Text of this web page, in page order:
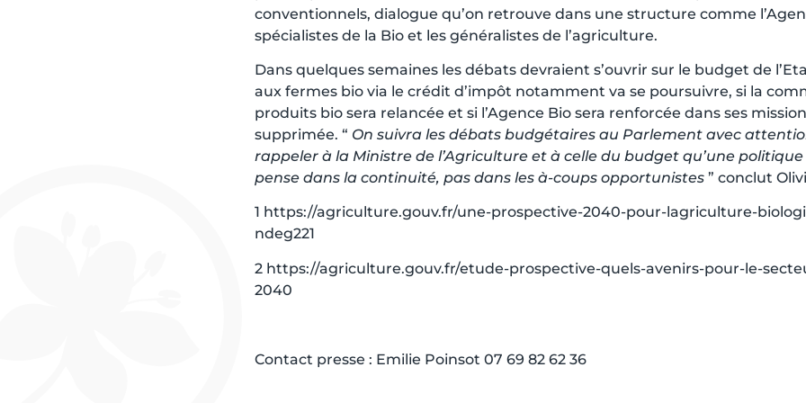
conventionnels, dialogue qu’on retrouve dans une structure comme
spécialistes de la Bio et les généralistes de l’agriculture.
Dans quelques semaines les débats devraient s’ouvrir sur le budget de
aux fermes bio via le crédit d’impôt notamment va se poursuivre, si la
produits bio sera relancée et si l’Agence Bio sera renforcée dans ses
supprimée. “ On suivra les débats budgétaires au Parlement avec
rappeler à la Ministre de l’Agriculture et à celle du budget qu’une
pense dans la continuité, pas dans les à-coups opportunistes” conclut
1 https://agriculture.gouv.fr/une-prospective-2040-pour-lagriculture-
ndeg221
2 https://agriculture.gouv.fr/etude-prospective-quels-avenirs-pour-le-
2040
Contact presse : Emilie Poinsot 07 69 82 62 36